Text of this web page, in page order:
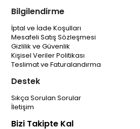
Bilgilendirme
İptal ve İade Koşulları
Mesafeli Satış Sözleşmesi
Gizlilik ve Güvenlik
Kişisel Veriler Politikası
Teslimat ve Faturalandırma
Destek
Sıkça Sorulan Sorular
İletişim
Bizi Takipte Kal